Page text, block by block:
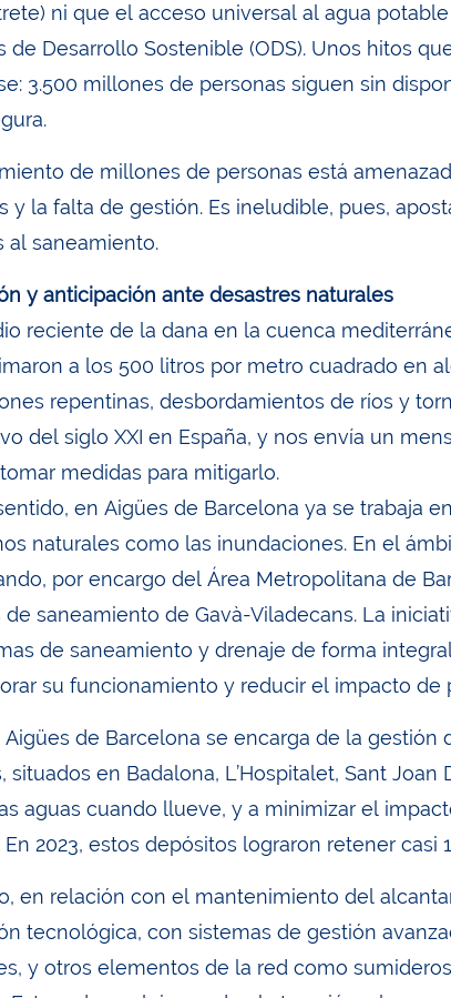
ni que el acceso universal al agua
de Desarrollo Sostenible (ODS). Unos hitos
3.500 millones de personas siguen sin
de millones de personas está
y la falta de gestión. Es ineludible, pues,
al saneamiento.
y anticipación ante desastres naturales
reciente de la dana en la cuenca
a los 500 litros por metro cuadrado en
repentinas, desbordamientos de ríos y
del siglo XXI en España, y nos envía un
medidas para mitigarlo.
en Aigües de Barcelona ya se trabaja
naturales como las inundaciones. En el
por encargo del Área Metropolitana de
de saneamiento de Gavà-Viladecans. La
de saneamiento y drenaje de forma
su funcionamiento y reducir el impacto de
Aigües de Barcelona se encarga de la
situados en Badalona, ​​L’Hospitalet, Sant
aguas cuando llueve, y a minimizar el
En 2023, estos depósitos lograron retener casi
en relación con el mantenimiento del
tecnológica, con sistemas de gestión
y otros elementos de la red como